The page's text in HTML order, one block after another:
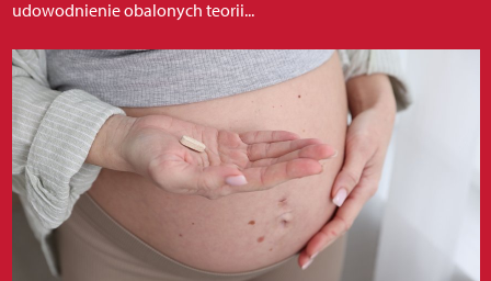
udowodnienie obalonych teorii...